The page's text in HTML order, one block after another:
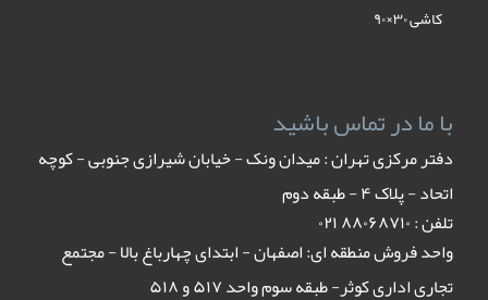
کاشی ۳۰×۹۰
با ما در تماس باشید
دفتر مرکزی تهران : میدان ونک - خیابان شیرازی جنوبی - کوچه
اتحاد - پلاک ۴ - طبقه دوم
تلفن : ٨٨٠۶٨٧١٠ ٠٢١
واحد فروش منطقه ای: اصفهان - ابتدای چهارباغ بالا - مجتمع
تجاری اداری کوثر- طبقه سوم واحد ۵۱۷ و ۵۱۸